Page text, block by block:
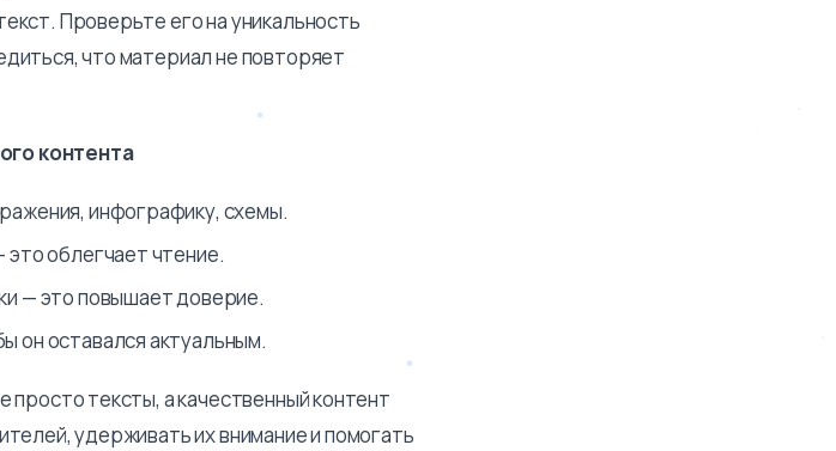
Проверьте его на уникальность
что материал не повторяет
контента
инфографику, схемы.
облегчает чтение.
— это повышает доверие.
он оставался актуальным.
тексты, а качественный контент
удерживать их внимание и помогать